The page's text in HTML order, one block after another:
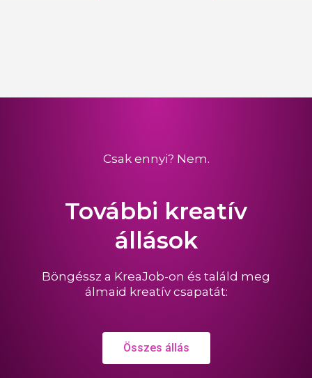
Csak ennyi? Nem.
További kreatív
állások
Böngéssz a KreaJob-on és találd meg
álmaid kreatív csapatát:
Összes állás